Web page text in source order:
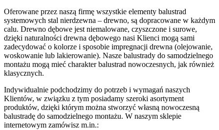
Oferowane przez naszą firmę wszystkie elementy balustrad
systemowych stal nierdzewna – drewno, są dopracowane w każdym
calu. Drewno dębowe jest niemalowane, czyszczone i surowe,
dzięki naturalności drewna dębowego nasi Klienci mogą sami
zadecydować o kolorze i sposobie impregnacji drewna (olejowanie,
woskowanie lub lakierowanie). Nasze balustrady do samodzielnego
montażu mogą mieć charakter balustrad nowoczesnych, jak również
klasycznych.
Indywidualnie podchodzimy do potrzeb i wymagań naszych
Klientów, w związku z tym posiadamy szeroki asortyment
produktów, dzięki którym można stworzyć własną nowoczesną
balustradę do samodzielnego montażu. W naszym sklepie
internetowym zamówisz m.in.: